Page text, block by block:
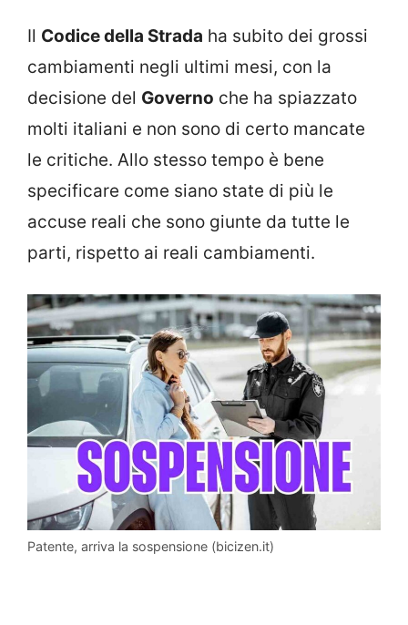
Il Codice della Strada ha subito dei grossi
cambiamenti negli ultimi mesi, con la
decisione del Governo che ha spiazzato
molti italiani e non sono di certo mancate
le critiche. Allo stesso tempo è bene
specificare come siano state di più le
accuse reali che sono giunte da tutte le
parti, rispetto ai reali cambiamenti.
Patente, arriva la sospensione (bicizen.it)